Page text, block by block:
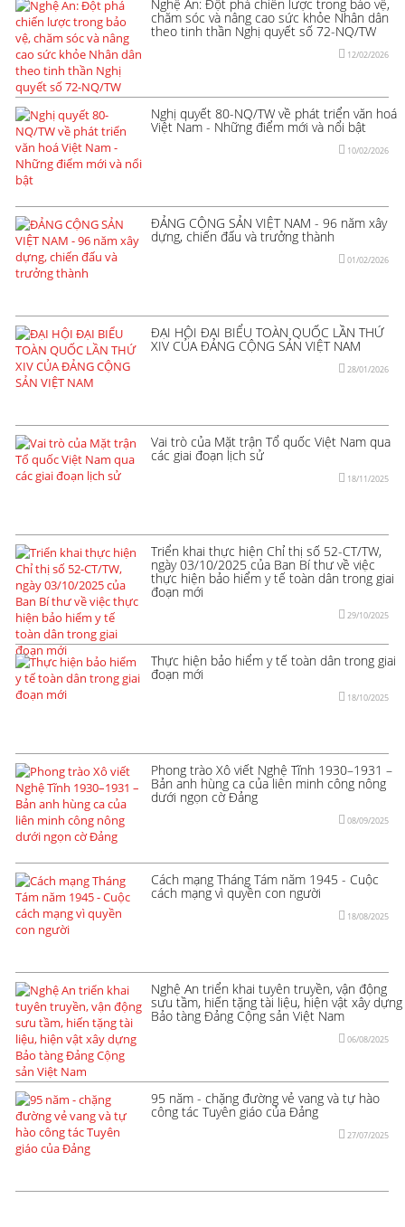
Nghệ An: Đột phá chiến lược trong bảo vệ,
chăm sóc và nâng cao sức khỏe Nhân dân
theo tinh thần Nghị quyết số 72-NQ/TW
12/02/2026
Nghị quyết 80-NQ/TW về phát triển văn hoá
Việt Nam - Những điểm mới và nổi bật
10/02/2026
ĐẢNG CỘNG SẢN VIỆT NAM - 96 năm xây
dựng, chiến đấu và trưởng thành
01/02/2026
ĐẠI HỘI ĐẠI BIỂU TOÀN QUỐC LẦN THỨ
XIV CỦA ĐẢNG CỘNG SẢN VIỆT NAM
28/01/2026
Vai trò của Mặt trận Tổ quốc Việt Nam qua
các giai đoạn lịch sử
18/11/2025
Triển khai thực hiện Chỉ thị số 52-CT/TW,
ngày 03/10/2025 của Ban Bí thư về việc
thực hiện bảo hiểm y tế toàn dân trong giai
đoạn mới
29/10/2025
Thực hiện bảo hiểm y tế toàn dân trong giai
đoạn mới
18/10/2025
Phong trào Xô viết Nghệ Tĩnh 1930–1931 –
Bản anh hùng ca của liên minh công nông
dưới ngọn cờ Đảng
08/09/2025
Cách mạng Tháng Tám năm 1945 - Cuộc
cách mạng vì quyền con người
18/08/2025
Nghệ An triển khai tuyên truyền, vận động
sưu tầm, hiến tặng tài liệu, hiện vật xây dựng
Bảo tàng Đảng Cộng sản Việt Nam
06/08/2025
95 năm - chặng đường vẻ vang và tự hào
công tác Tuyên giáo của Đảng
27/07/2025